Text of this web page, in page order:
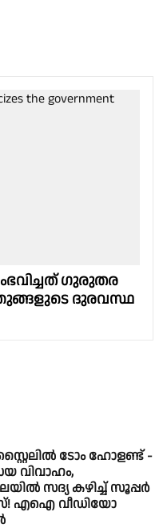
ഗുരുതര
ദുരവസ്ഥ
ടോം ഹോളണ്ട് -
വിവാഹം,
സദ്യ കഴിച്ച് സൂപ്പർ
എഐ വീഡിയോ